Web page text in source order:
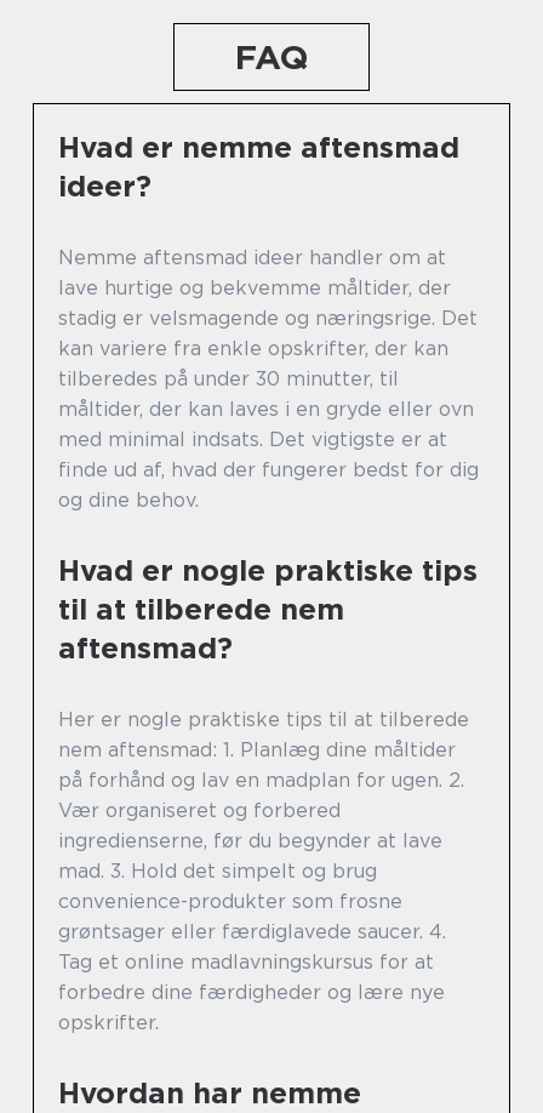
FAQ
Hvad er nemme aftensmad
ideer?
Nemme aftensmad ideer handler om at
lave hurtige og bekvemme måltider, der
stadig er velsmagende og næringsrige. Det
kan variere fra enkle opskrifter, der kan
tilberedes på under 30 minutter, til
måltider, der kan laves i en gryde eller ovn
med minimal indsats. Det vigtigste er at
finde ud af, hvad der fungerer bedst for dig
og dine behov.
Hvad er nogle praktiske tips
til at tilberede nem
aftensmad?
Her er nogle praktiske tips til at tilberede
nem aftensmad: 1. Planlæg dine måltider
på forhånd og lav en madplan for ugen. 2.
Vær organiseret og forbered
ingredienserne, før du begynder at lave
mad. 3. Hold det simpelt og brug
convenience-produkter som frosne
grøntsager eller færdiglavede saucer. 4.
Tag et online madlavningskursus for at
forbedre dine færdigheder og lære nye
opskrifter.
Hvordan har nemme